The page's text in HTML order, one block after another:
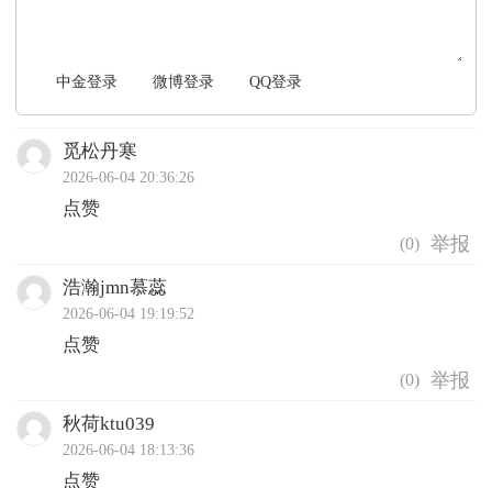
中金登录 微博登录 QQ登录
觅松丹寒
2026-06-04 20:36:26
点赞
(0)
浩瀚jmn慕蕊
2026-06-04 19:19:52
点赞
(0)
秋荷ktu039
2026-06-04 18:13:36
点赞